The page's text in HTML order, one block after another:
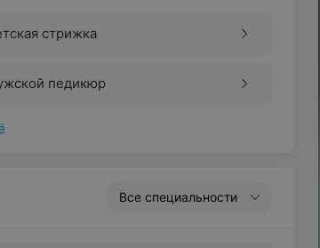
стрижка
педикюр
Все специальности